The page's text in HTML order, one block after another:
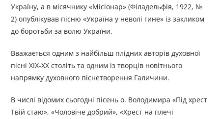
Україну, а в місячнику «Місіонар» (Філадельфія, 1922, №
2) опублікував пісню «Україна у неволі гине» із закликом
до боротьби за волю України.
Вважається одним з найбільш плідних авторів духовної
пісні ХІХ-ХХ століть та одним із творців новітнього
напрямку духовного піснетворення Галичини.
В числі відомих сьогодні пісень о. Володимира «Під хрест
Твій стаю», «Чоловіче добрий», «Хрест на плечі